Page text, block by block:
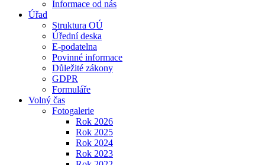
Informace od nás
Úřad
Struktura OÚ
Úřední deska
E-podatelna
Povinné informace
Důležité zákony
GDPR
Formuláře
Volný čas
Fotogalerie
Rok 2026
Rok 2025
Rok 2024
Rok 2023